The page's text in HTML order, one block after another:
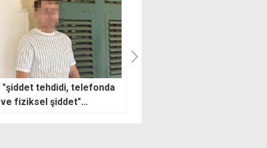
davasında karar öğleden
Sanık üç